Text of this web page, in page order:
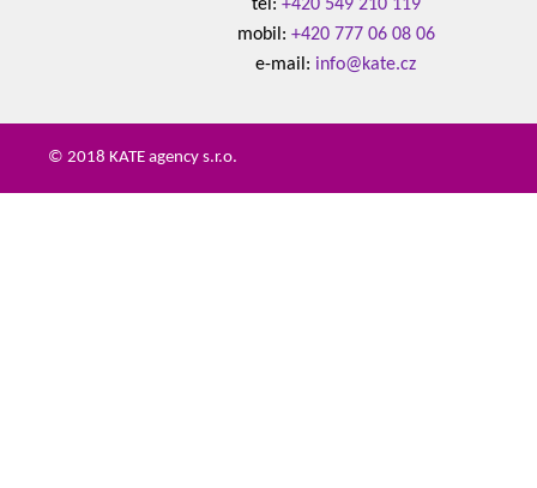
tel: +420 549 210 119
mobil: +420 777 06 08 06
e-mail: info@kate.cz
© 2018 KATE agency s.r.o.